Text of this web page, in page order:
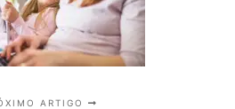
ARTIGO